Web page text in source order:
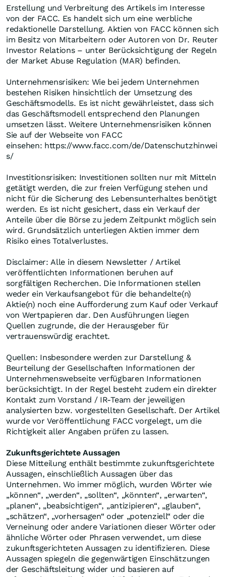
Erstellung und Verbreitung des Artikels im Interesse
von der FACC. Es handelt sich um eine werbliche
redaktionelle Darstellung. Aktien von FACC können sich
im Besitz von Mitarbeitern oder Autoren von Dr. Reuter
Investor Relations – unter Berücksichtigung der Regeln
der Market Abuse Regulation (MAR) befinden.
Unternehmensrisiken: Wie bei jedem Unternehmen
bestehen Risiken hinsichtlich der Umsetzung des
Geschäftsmodells. Es ist nicht gewährleistet, dass sich
das Geschäftsmodell entsprechend den Planungen
umsetzen lässt. Weitere Unternehmensrisiken können
Sie auf der Webseite von FACC
einsehen: https://www.facc.com/de/Datenschutzhinwei
s/
Investitionsrisiken: Investitionen sollten nur mit Mitteln
getätigt werden, die zur freien Verfügung stehen und
nicht für die Sicherung des Lebensunterhaltes benötigt
werden. Es ist nicht gesichert, dass ein Verkauf der
Anteile über die Börse zu jedem Zeitpunkt möglich sein
wird. Grundsätzlich unterliegen Aktien immer dem
Risiko eines Totalverlustes.
Disclaimer: Alle in diesem Newsletter / Artikel
veröffentlichten Informationen beruhen auf
sorgfältigen Recherchen. Die Informationen stellen
weder ein Verkaufsangebot für die behandelte(n)
Aktie(n) noch eine Aufforderung zum Kauf oder Verkauf
von Wertpapieren dar. Den Ausführungen liegen
Quellen zugrunde, die der Herausgeber für
vertrauenswürdig erachtet.
Quellen: Insbesondere werden zur Darstellung &
Beurteilung der Gesellschaften Informationen der
Unternehmenswebseite verfügbaren Informationen
berücksichtigt. In der Regel besteht zudem ein direkter
Kontakt zum Vorstand / IR-Team der jeweiligen
analysierten bzw. vorgestellten Gesellschaft. Der Artikel
wurde vor Veröffentlichung FACC vorgelegt, um die
Richtigkeit aller Angaben prüfen zu lassen.
Zukunftsgerichtete Aussagen
Diese Mitteilung enthält bestimmte zukunftsgerichtete
Aussagen, einschließlich Aussagen über das
Unternehmen. Wo immer möglich, wurden Wörter wie
„können“, „werden“, „sollten“, „könnten“, „erwarten“,
„planen“, „beabsichtigen“, „antizipieren“, „glauben“,
„schätzen“, „vorhersagen“ oder „potenziell“ oder die
Verneinung oder andere Variationen dieser Wörter oder
ähnliche Wörter oder Phrasen verwendet, um diese
zukunftsgerichteten Aussagen zu identifizieren. Diese
Aussagen spiegeln die gegenwärtigen Einschätzungen
der Geschäftsleitung wider und basieren auf